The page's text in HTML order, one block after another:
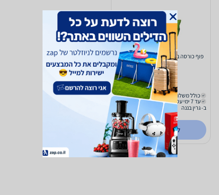
פוף כורסה ביג לונה דמוי עור - ללא הדום
1,029
₪
כולל משלוח (₪79)
עד 7 ימי עסקים
ב- גרין בננה
לפרטים נוספים